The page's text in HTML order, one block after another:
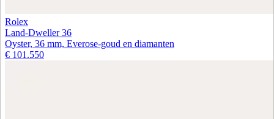
Rolex
Land-Dweller 36
Oyster, 36 mm, Everose-goud en diamanten
€ 101.550